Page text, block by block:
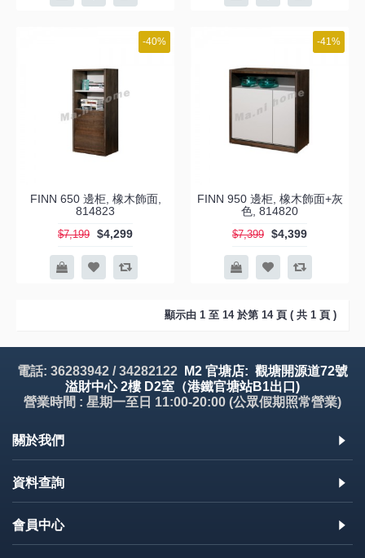
-40%
FINN 650 邊柜, 橡木飾面,
814823
$7,199 $4,299
-41%
FINN 950 邊柜, 橡木飾面+灰
色, 814820
$7,399 $4,399
顯示由 1 至 14 於第 14 頁 ( 共 1 頁 )
電話: 36283942 / 34282122
M2 官塘店: 觀塘開源道72號
溢財中心 2樓 D2室（港鐵官塘站B1出口)
營業時間 : 星期一至日 11:00-20:00 (公眾假期照常營業)
關於我們
資料查詢
會員中心